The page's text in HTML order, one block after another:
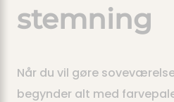
stemning
Når du vil gøre
begynder alt med